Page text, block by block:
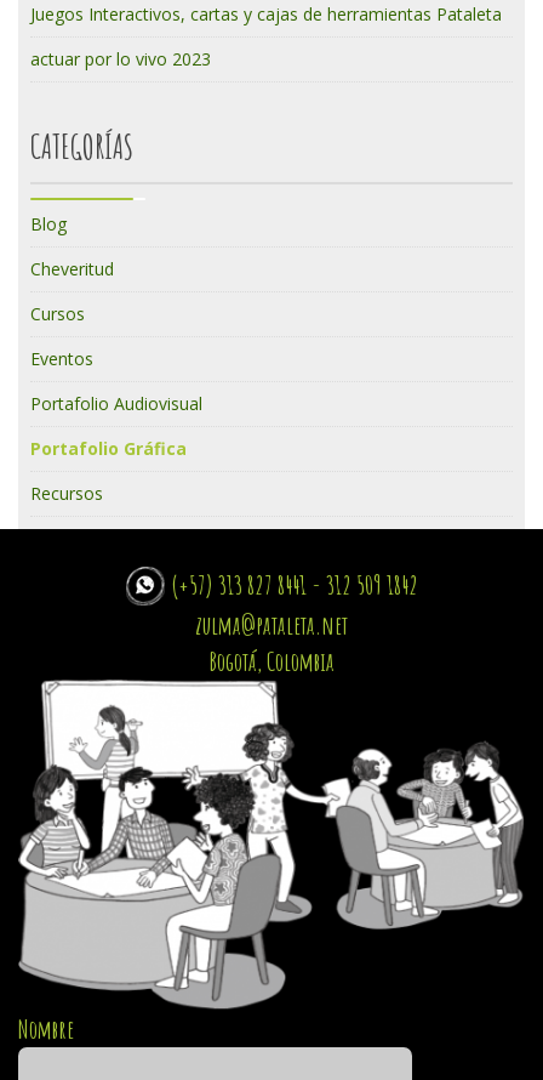
Juegos Interactivos, cartas y cajas de herramientas Pataleta
actuar por lo vivo 2023
CATEGORÍAS
Blog
Cheveritud
Cursos
Eventos
Portafolio Audiovisual
Portafolio Gráfica
Recursos
(+57) 313 827 8441 - 312 509 1842
zulma@pataleta.net
Bogotá, Colombia
Nombre